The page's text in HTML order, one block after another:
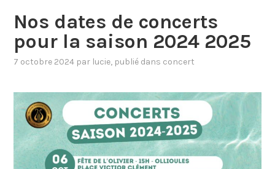
Nos dates de concerts
pour la saison 2024 2025
7 octobre 2024 par lucie, publié dans concert